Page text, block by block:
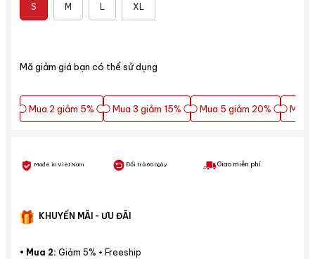
Mã giảm giá bạn có thể sử dụng
Mua 2 giảm 5%
Mua 2 giảm 5% Mua 3 giảm 15%
Mua 3 giảm 15% Mua 5 giảm 20%
Mua 5 giảm 20% Mua
Mua
S M L XL
Made in VietNam Đổi trả 60 ngày Giao miễn phí
KHUYẾN MÃI - ƯU ĐÃI
• Mua 2: Giảm 5% + Freeship